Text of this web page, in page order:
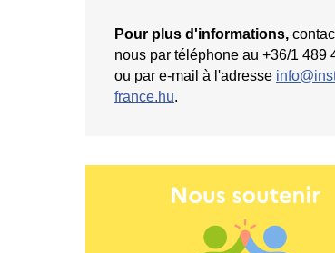
Pour plus d'informations,
nous par téléphone au +36/1 489
ou par e-mail à l'adresse
france.hu.